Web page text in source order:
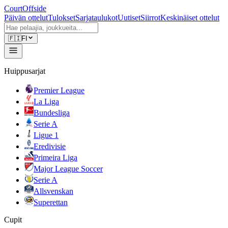
CourtOffside
Päivän ottelutTuloksetSarjataulukotUutisetSiirrotKeskinäiset ottelut
🇫🇮FI
Huippusarjat
Premier League
La Liga
Bundesliga
Serie A
Ligue 1
Eredivisie
Primeira Liga
Major League Soccer
Serie A
Allsvenskan
Superettan
Cupit